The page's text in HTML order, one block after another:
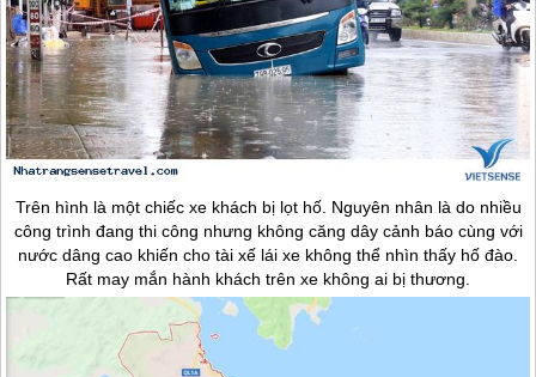
Trên hình là một chiếc xe khách bị lọt hố. Nguyên nhân là do nhiều
công trình đang thi công nhưng không căng dây cảnh báo cùng với
nước dâng cao khiến cho tài xế lái xe không thể nhìn thấy hố đào.
Rất may mắn hành khách trên xe không ai bị thương.